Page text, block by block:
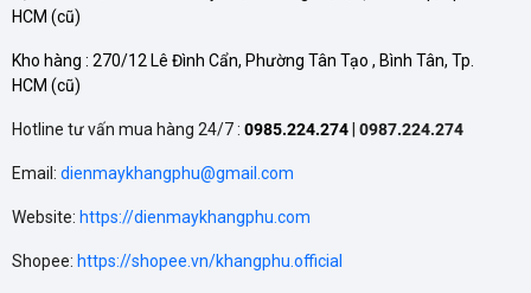
HCM (cũ)
Kho hàng : 270/12 Lê Đình Cẩn, Phường Tân Tạo , Bình Tân, Tp.
HCM (cũ)
Hotline tư vấn mua hàng 24/7 : 0985.224.274 0987.224.274
Email: dienmaykhangphu@gmail.com
Website: https://dienmaykhangphu.com
Shopee: https://shopee.vn/khangphu.official